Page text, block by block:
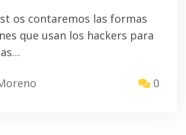
os contaremos las formas
que usan los hackers para
0